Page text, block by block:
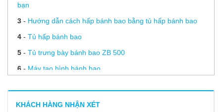
bạn
3- Hướng dẫn cách hấp bánh bao bằng tủ hấp bánh bao
4- Tủ hấp bánh bao
5- Tủ trưng bày bánh bao ZB 500
6- Máy tạo hình bánh bao
bột mini
KHÁCH HÀNG NHẬN XÉT